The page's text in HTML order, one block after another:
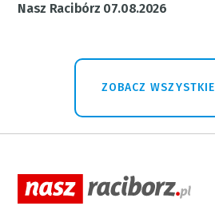
Nasz Racibórz 07.08.2026
ZOBACZ WSZYSTKIE